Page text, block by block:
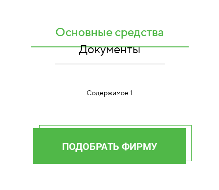
Основные средства
Документы
Содержимое 1
ПОДОБРАТЬ ФИРМУ